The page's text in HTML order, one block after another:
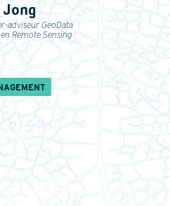
Jong
adviseur GeoData
Remote Sensing